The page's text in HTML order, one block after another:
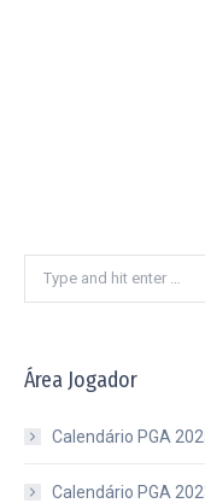
Search:
Área Jogador
Calendário PGA
Calendário PGA